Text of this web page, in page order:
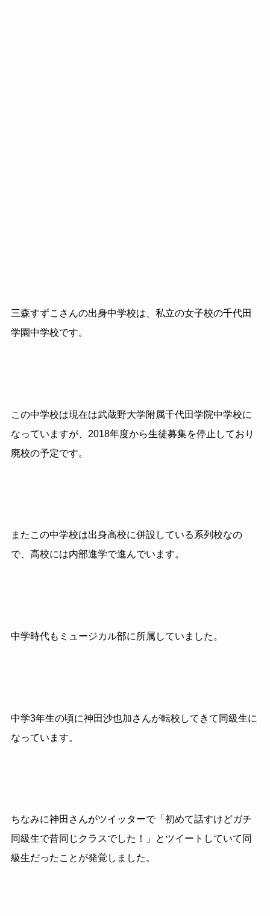
三森すずこさんの出身中学校は、私立の女子校の千代田
学園中学校です。
この中学校は現在は武蔵野大学附属千代田学院中学校に
なっていますが、2018年度から生徒募集を停止しており
廃校の予定です。
またこの中学校は出身高校に併設している系列校なの
で、高校には内部進学で進んでいます。
中学時代もミュージカル部に所属していました。
中学3年生の頃に神田沙也加さんが転校してきて同級生に
なっています。
ちなみに神田さんがツイッターで「初めて話すけどガチ
同級生で昔同じクラスでした！」とツイートしていて同
級生だったことが発覚しました。